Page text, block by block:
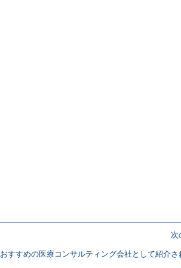
次
おすすめの医療コンサルティング会社として紹介さ